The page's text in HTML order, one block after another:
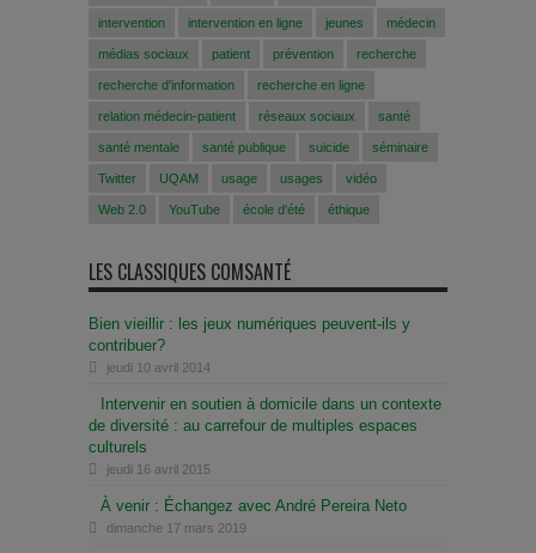
intervention intervention en ligne jeunes médecin
médias sociaux patient prévention recherche
recherche d'information recherche en ligne
relation médecin-patient réseaux sociaux santé
santé mentale santé publique suicide séminaire
Twitter UQAM usage usages vidéo
Web 2.0 YouTube école d'été éthique
LES CLASSIQUES COMSANTÉ
Bien vieillir : les jeux numériques peuvent-ils y
contribuer?
jeudi 10 avril 2014
Intervenir en soutien à domicile dans un contexte
de diversité : au carrefour de multiples espaces
culturels
jeudi 16 avril 2015
À venir : Échangez avec André Pereira Neto
dimanche 17 mars 2019